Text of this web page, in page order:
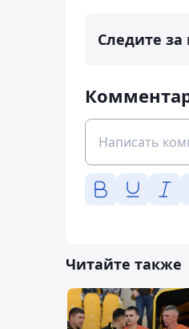
Следите за
Читайте также